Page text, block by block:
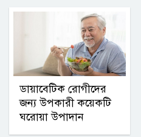
ডায়াবেটিক রোগীদের
জন্য উপকারী কয়েকটি
ঘরোয়া উপাদান